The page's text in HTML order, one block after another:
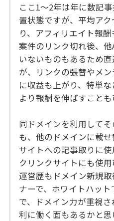
ここ1～2年は年に数記
置状態ですが、平均ア
り、アフィリエイト報酬
案件のリンク切れ後、
いないものもあるため
が、リンクの張替やメ
に収益も上がり、特単
より報酬を伸ばすことも
同ドメインを利用して
も、他のドメインに載
サイトへの記事取りに
クリンクサイトにも使用
運営歴もドメイン新規
ナーで、ホワイトハッ
で、ドメイン力が重視
利に働く面もあるかと思